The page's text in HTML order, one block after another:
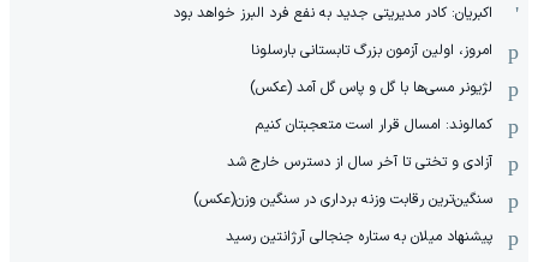
اکبریان: کادر مدیریتی جدید به نفع فرد البرز خواهد بود
امروز، اولین آزمون بزرگ تابستانی بارسلونا
لژیونر مسی‌ها با گل و پاس گل آمد (عکس)
کمالوند: امسال قرار است متعجبتان کنیم
آزادی و تختی تا آخر سال از دسترس خارج شد
سنگین‌ترین رقابت وزنه برداری در سنگین وزن(عکس)
پیشنهاد میلان به ستاره جنجالی آرژانتین رسید